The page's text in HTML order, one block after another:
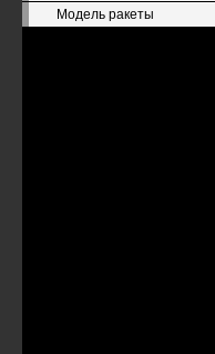
Модель ракеты